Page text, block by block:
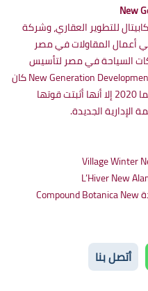
للتطوير العقاري، وشركة
في أعمال المقاولات في مصر
السياحة في مصر لتأسيس
شركة نيو جينيريشن للتطوير العقاري New Generation Developments كان
سبب كبير لتتألق، بالرغم من تأسيسها عما 2020 إلا أنها أثبتت قوتها
الإدارية الجديدة.
كمبوند بوتانيكا العاصمة الإدارية الجديدة Compound Botanica New
أتصل بنا